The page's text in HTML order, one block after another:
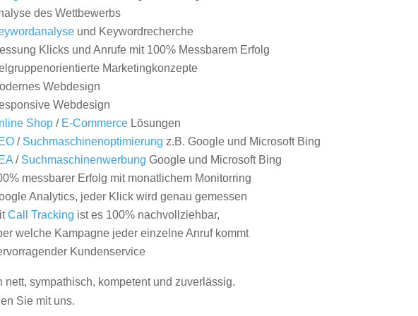
des Wettbewerbs
und Keywordrecherche
Klicks und Anrufe mit 100% Messbarem Erfolg
Marketingkonzepte
Webdesign
Webdesign
Shop/ E-CommerceLösungen
/ Suchmaschinenoptimierung z.B. Google und Microsoft Bing
/ Suchmaschinenwerbung Google und Microsoft Bing
messbarer Erfolg mit monatlichem Monitorring
Analytics, jeder Klick wird genau gemessen
Call Tracking ist es 100% nachvollziehbar,
welche Kampagne jeder einzelne Anruf kommt
Kundenservice
nett, sympathisch, kompetent und zuverlässig.
Sie mit uns.